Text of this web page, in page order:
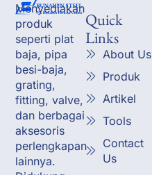
Menyediakan
produk
seperti plat
baja, pipa
besi-baja,
grating,
fitting, valve,
dan berbagai
aksesoris
perlengkapan
lainnya.
Quick
Links
About Us
Produk
Artikel
Tools
Contact
Us